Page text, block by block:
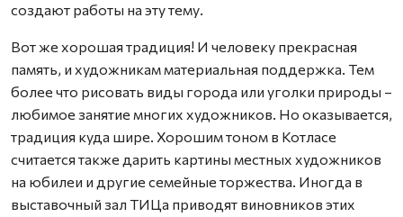
создают работы на эту тему.
Вот же хорошая традиция! И человеку прекрасная
память, и художникам материальная поддержка. Тем
более что рисовать виды города или уголки природы –
любимое занятие многих художников. Но оказывается,
традиция куда шире. Хорошим тоном в Котласе
считается также дарить картины местных художников
на юбилеи и другие семейные торжества. Иногда в
выставочный зал ТИЦа приводят виновников этих